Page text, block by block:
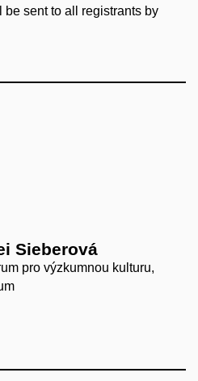
sent to all registrants by
Sieberová
pro výzkumnou kulturu,